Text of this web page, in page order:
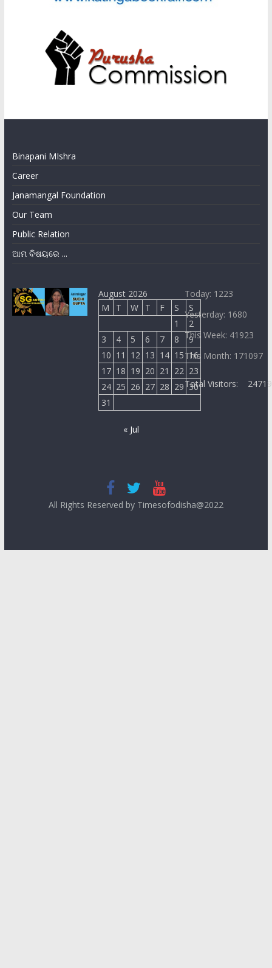
Binapani MIshra
Career
Janamangal Foundation
Our Team
Public Relation
ଆମ ବିଷୟରେ ...
August 2026
M
T W T F S
S
1
2
3
4 5 6 7 8
9
10 11 12 13 14 15 16
17 18 19 20 21 22 23
24 25 26 27 28 29 30
31
« Jul
Today: 1223
Yesterday: 1680
This Week: 41923
This Month: 171097
Total Visitors:
All Rights Reserved by Timesofodisha@2022